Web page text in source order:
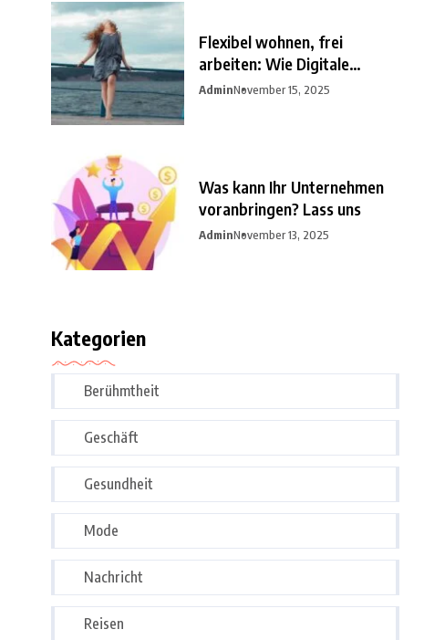
Flexibel wohnen, frei
arbeiten: Wie Digitale
Nomaden
AdminNovember 15, 2025
Was kann Ihr Unternehmen
voranbringen? Lass uns
AdminNovember 13, 2025
Kategorien
Berühmtheit
Geschäft
Gesundheit
Mode
Nachricht
Reisen